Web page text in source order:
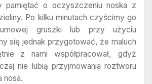
pamiętać o oczyszczeniu noska z
Po kilku minutach czyścimy go
gruszki lub przy użyciu
się jednak przygotować, że maluch
z nami współpracował, gdyż
nie lubią przyjmowania roztworu
nosa.